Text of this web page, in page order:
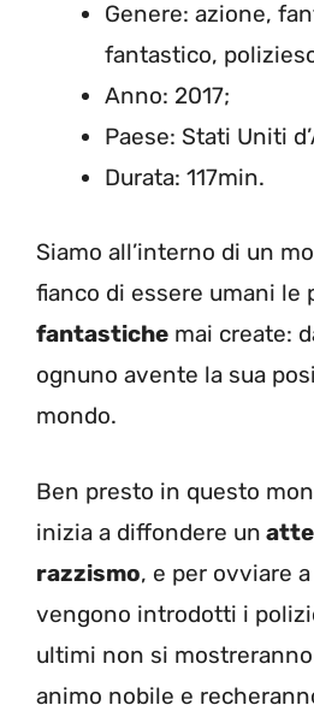
Genere: azione,
fantastico,
Anno: 2017;
Paese: Stati Uniti
Durata: 117min.
Siamo all’interno di un
fianco di essere umani le
fantastiche mai create:
ognuno avente la sua
mondo.
Ben presto in questo
inizia a diffondere un
razzismo, e per ovviare
vengono introdotti i
ultimi non si
animo nobile e